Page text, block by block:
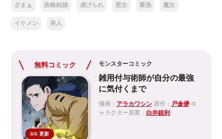
ざまぁ 政略結婚 虐げられ 悪女 最強 魔女
イケメン 美人
無料コミック
8/6 更新
モンスターコミック
雑用付与術師が自分の最強
に気付くまで
漫画： アラカワシン原作： 戸倉儚キ
ャラクター原案： 白井鋭利